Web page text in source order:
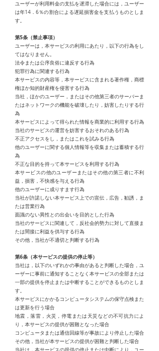
ユーザーが利用料金の支払を遅滞した場合には，ユーザー
は年14．6％の割合による遅延損害金を支払うものとしま
す。
第5条（禁止事項）
ユーザーは，本サービスの利用にあたり，以下の行為をし
てはなりません。
法令または公序良俗に違反する行為
犯罪行為に関連する行為
本サービスの内容等，本サービスに含まれる著作権，商標
権ほか知的財産権を侵害する行為
当社，ほかのユーザー，またはその他第三者のサーバーま
たはネットワークの機能を破壊したり，妨害したりする行
為
本サービスによって得られた情報を商業的に利用する行為
当社のサービスの運営を妨害するおそれのある行為
不正アクセスをし，またはこれを試みる行為
他のユーザーに関する個人情報等を収集または蓄積する行
為
不正な目的を持って本サービスを利用する行為
本サービスの他のユーザーまたはその他の第三者に不利
益，損害，不快感を与える行為
他のユーザーに成りすます行為
当社が許諾しない本サービス上での宣伝，広告，勧誘，ま
たは営業行為
面識のない異性との出会いを目的とした行為
当社のサービスに関連して，反社会的勢力に対して直接ま
たは間接に利益を供与する行為
その他，当社が不適切と判断する行為
第6条（本サービスの提供の停止等）
当社は，以下のいずれかの事由があると判断した場合，ユ
ーザーに事前に通知することなく本サービスの全部または
一部の提供を停止または中断することができるものとしま
す。
本サービスにかかるコンピュータシステムの保守点検また
は更新を行う場合
地震，落雷，火災，停電または天災などの不可抗力によ
り，本サービスの提供が困難となった場合
コンピュータまたは通信回線等が事故により停止した場合
その他，当社が本サービスの提供が困難と判断した場合